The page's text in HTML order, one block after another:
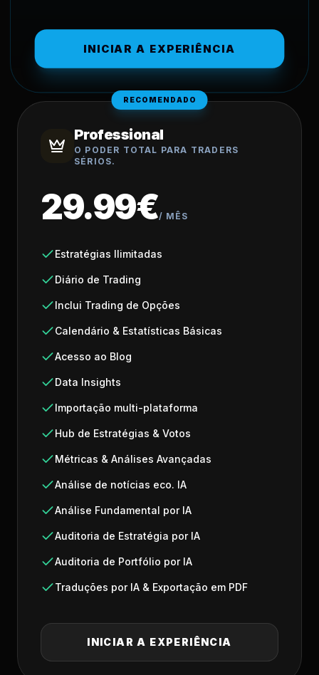
INICIAR A EXPERIÊNCIA
RECOMENDADO
Professional
O PODER TOTAL PARA TRADERS
SÉRIOS.
29.99€/ MÊS
Estratégias Ilimitadas
Diário de Trading
Inclui Trading de Opções
Calendário & Estatísticas Básicas
Acesso ao Blog
Data Insights
Importação multi-plataforma
Hub de Estratégias & Votos
Métricas & Análises Avançadas
Análise de notícias eco. IA
Análise Fundamental por IA
Auditoria de Estratégia por IA
Auditoria de Portfólio por IA
Traduções por IA & Exportação em PDF
INICIAR A EXPERIÊNCIA